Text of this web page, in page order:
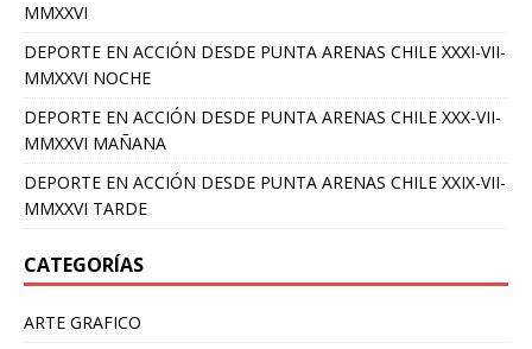
MMXXVI
DEPORTE EN ACCIÓN DESDE PUNTA ARENAS CHILE XXXI-VII-
MMXXVI NOCHE
DEPORTE EN ACCIÓN DESDE PUNTA ARENAS CHILE XXX-VII-
MMXXVI MAÑANA
DEPORTE EN ACCIÓN DESDE PUNTA ARENAS CHILE XXIX-VII-
MMXXVI TARDE
CATEGORÍAS
ARTE GRAFICO